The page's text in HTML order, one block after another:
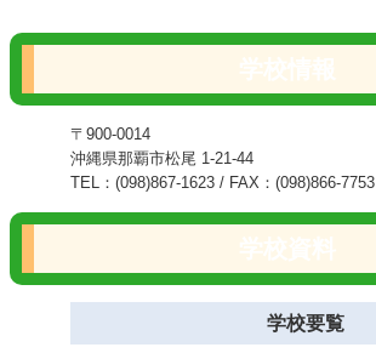
〒900-0014
沖縄県那覇市松尾 1-21-44
TEL：(098)867-1623 / FAX：(098)866-7753
学校要覧